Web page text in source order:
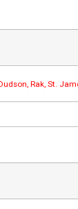
Rak, St.